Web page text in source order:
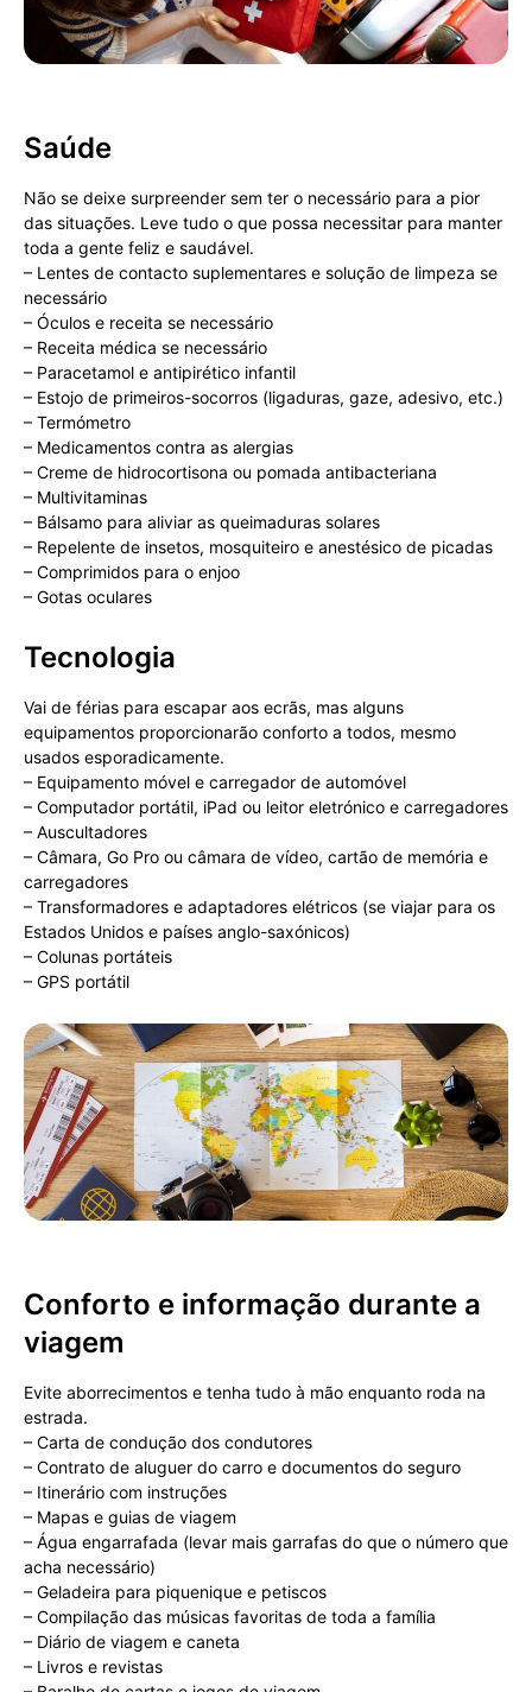
Saúde
Não se deixe surpreender sem ter o necessário para a pior
das situações. Leve tudo o que possa necessitar para manter
toda a gente feliz e saudável.
– Lentes de contacto suplementares e solução de limpeza se
necessário
– Óculos e receita se necessário
– Receita médica se necessário
– Paracetamol e antipirético infantil
– Estojo de primeiros-socorros (ligaduras, gaze, adesivo, etc.)
– Termómetro
– Medicamentos contra as alergias
– Creme de hidrocortisona ou pomada antibacteriana
– Multivitaminas
– Bálsamo para aliviar as queimaduras solares
– Repelente de insetos, mosquiteiro e anestésico de picadas
– Comprimidos para o enjoo
– Gotas oculares
Tecnologia
Vai de férias para escapar aos ecrãs, mas alguns
equipamentos proporcionarão conforto a todos, mesmo
usados esporadicamente.
– Equipamento móvel e carregador de automóvel
– Computador portátil, iPad ou leitor eletrónico e carregadores
– Auscultadores
– Câmara, Go Pro ou câmara de vídeo, cartão de memória e
carregadores
– Transformadores e adaptadores elétricos (se viajar para os
Estados Unidos e países anglo-saxónicos)
– Colunas portáteis
– GPS portátil
Conforto e informação durante a
viagem
Evite aborrecimentos e tenha tudo à mão enquanto roda na
estrada.
– Carta de condução dos condutores
– Contrato de aluguer do carro e documentos do seguro
– Itinerário com instruções
– Mapas e guias de viagem
– Água engarrafada (levar mais garrafas do que o número que
acha necessário)
– Geladeira para piquenique e petiscos
– Compilação das músicas favoritas de toda a família
– Diário de viagem e caneta
– Livros e revistas